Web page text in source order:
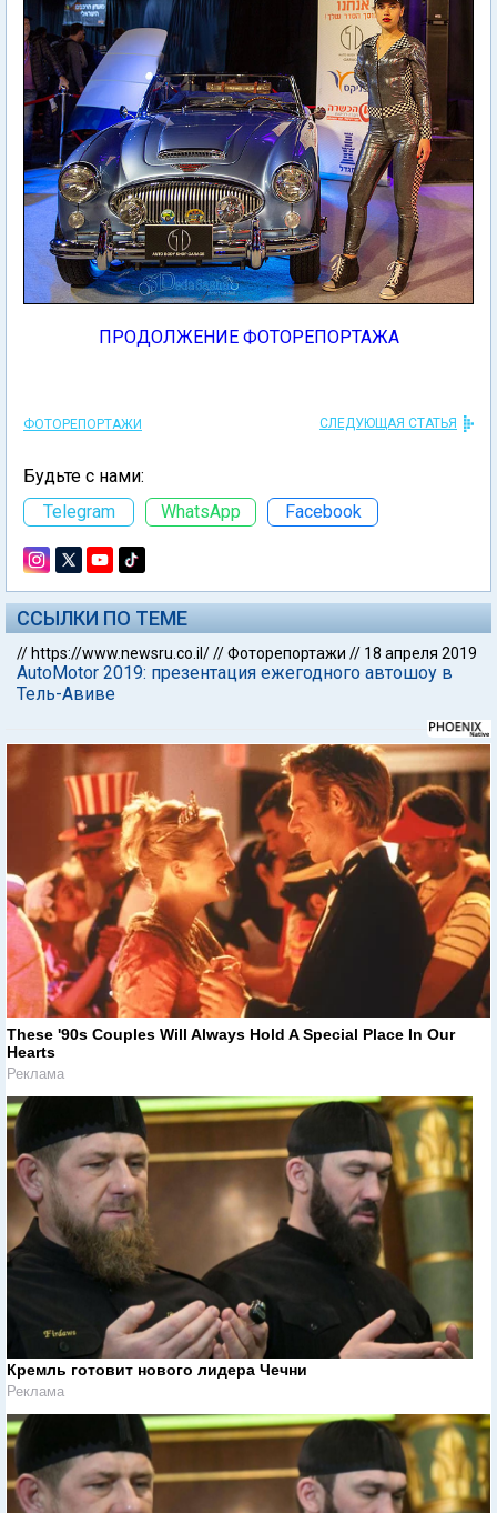
ПРОДОЛЖЕНИЕ ФОТОРЕПОРТАЖА
ФОТОРЕПОРТАЖИ СЛЕДУЮЩАЯ СТАТЬЯ
Будьте с нами:
Telegram
WhatsApp Facebook
ССЫЛКИ ПО ТЕМЕ
// https://www.newsru.co.il///Фоторепортажи // 18 апреля 2019
AutoMotor 2019: презентация ежегодного автошоу в
Тель-Авиве
These '90s Couples Will Always Hold A Special Place In Our
Hearts
Реклама
Кремль готовит нового лидера Чечни
Реклама